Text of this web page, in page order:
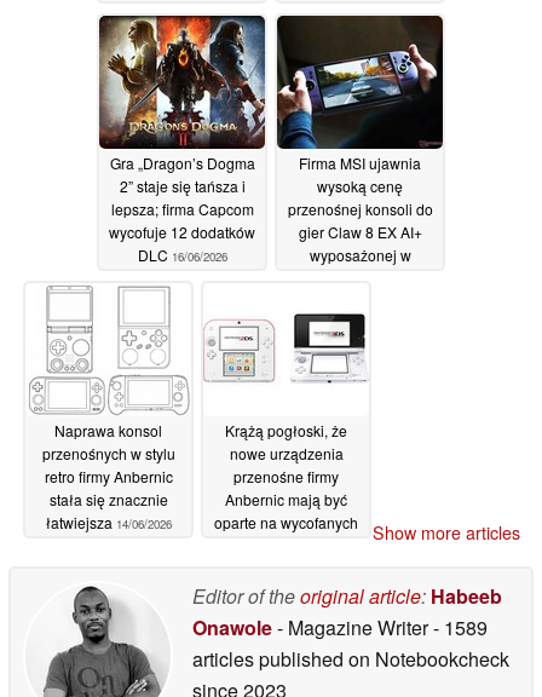
19/06/2026
Gra „Dragon’s Dogma
2” staje się tańsza i
lepsza; firma Capcom
wycofuje 12 dodatków
DLC 16/06/2026
Firma MSI ujawnia
wysoką cenę
przenośnej konsoli do
gier Claw 8 EX AI+
wyposażonej w
Naprawa konsol
przenośnych w stylu
retro firmy Anbernic
stała się znacznie
łatwiejsza 14/06/2026
Krążą pogłoski, że
nowe urządzenia
przenośne firmy
Anbernic mają być
oparte na wycofanych
Show more articles
Editor of theoriginal article: Habeeb
Onawole- Magazine Writer- 1589
articles published on Notebookcheck
since 2023